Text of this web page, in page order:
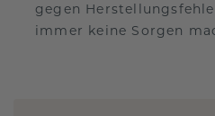
gegen
immer keine Sorgen